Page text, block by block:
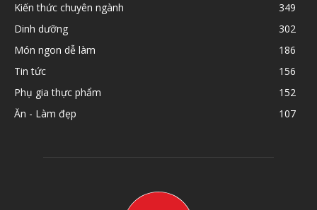
Kiến thức chuyên ngành
349
Dinh dưỡng
302
Món ngon dễ làm
186
Tin tức
156
Phụ gia thực phẩm
152
Ăn - Làm đẹp
107